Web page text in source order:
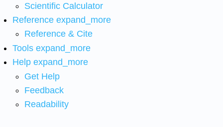
Scientific Calculator
Reference expand_more
Reference & Cite
Tools expand_more
Help expand_more
Get Help
Feedback
Readability